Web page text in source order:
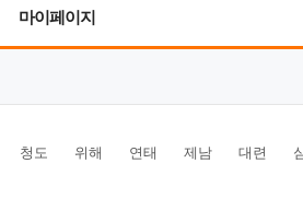
마이페이지
청도 위해 연태 제남 대련